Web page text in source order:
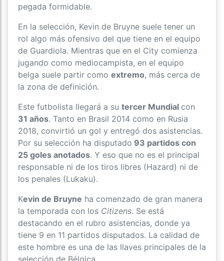
pegada formidable.
En la selección, Kevin de Bruyne suele tener un
rol algo más ofensivo del que tiene en el equipo
de Guardiola. Mientras que en el City comienza
jugando como mediocampista, en el equipo
belga suele partir como extremo, más cerca de
la zona de definición.
Este futbolista llegará a su tercer Mundial con
31 años. Tanto en Brasil 2014 como en Rusia
2018, convirtió un gol y entregó dos asistencias.
Por su selección ha disputado 93 partidos con
25 goles anotados. Y eso que no es el principal
responsable ni de los tiros libres (Hazard) ni de
los penales (Lukaku).
Kevin de Bruyne ha comenzado de gran manera
la temporada con los Citizens. Se está
destacando en el rubro asistencias, donde ya
tiene 9 en 11 partidos disputados. La calidad de
este hombre es una de las llaves principales de la
selección de Bélgica.